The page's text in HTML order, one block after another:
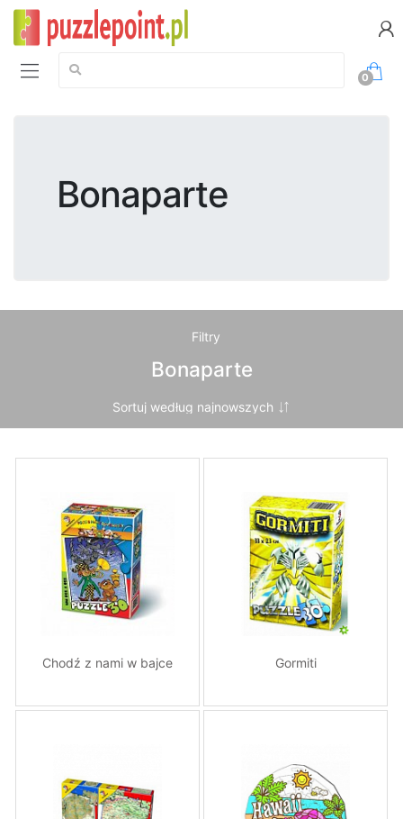
Szukaj:
0
Bonaparte
Filtry
Bonaparte
Chodź z nami w bajce Gormiti